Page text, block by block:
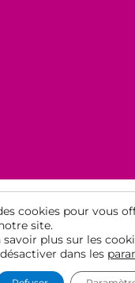
Barcelone 2021· Mentions
des données
cookies pour vous
site.
savoir plus sur les
dans les